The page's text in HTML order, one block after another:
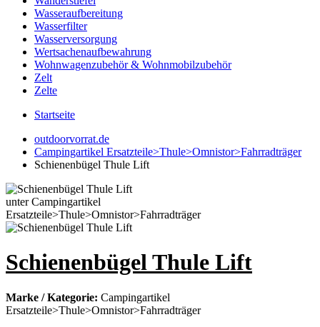
Wasseraufbereitung
Wasserfilter
Wasserversorgung
Wertsachenaufbewahrung
Wohnwagenzubehör & Wohnmobilzubehör
Zelt
Zelte
Startseite
outdoorvorrat.de
Campingartikel Ersatzteile>Thule>Omnistor>Fahrradträger
Schienenbügel Thule Lift
Schienenbügel Thule Lift
Marke / Kategorie: Campingartikel
Ersatzteile>Thule>Omnistor>Fahrradträger